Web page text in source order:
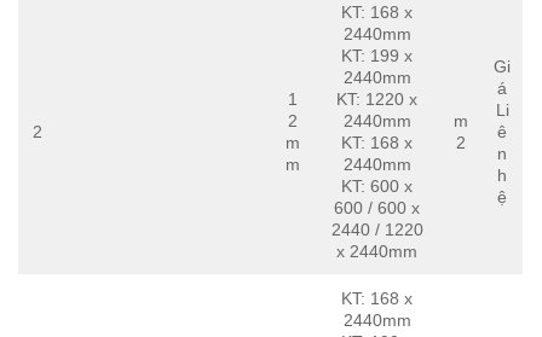
2
1
2
m
m
KT: 168 x
2440mm
KT: 199 x
2440mm
KT: 1220 x
2440mm
KT: 168 x
2440mm
KT: 600 x
600 / 600 x
2440 / 1220
x 2440mm
m
2
Gi
á
Li
ê
n
h
ệ
KT: 168 x
2440mm